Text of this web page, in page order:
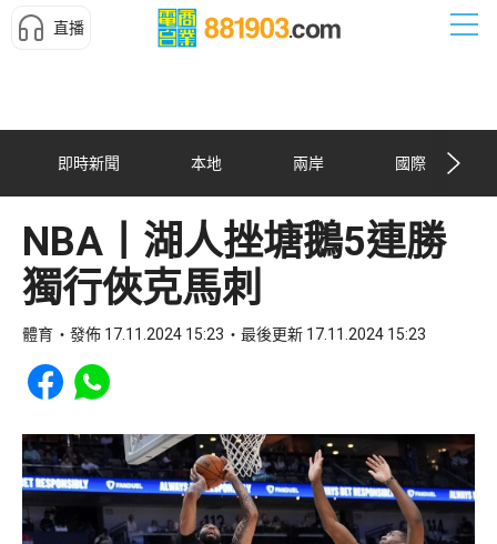
直播
即時新聞 本地 兩岸 國際
NBA丨湖人挫塘鵝5連勝
獨行俠克馬刺
體育 發佈 17.11.2024 15:23 最後更新 17.11.2024 15:23
Share to Facebook
Share to WhatsApp